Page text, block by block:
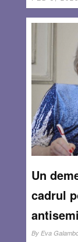
Un
cadrul
By Eva